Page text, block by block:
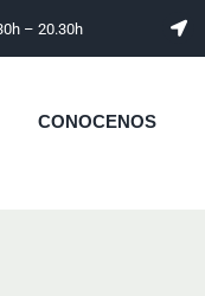
– 20.30h
CONOCENOS